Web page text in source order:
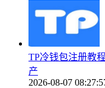
TP冷钱包注册教
产
2026-08-07